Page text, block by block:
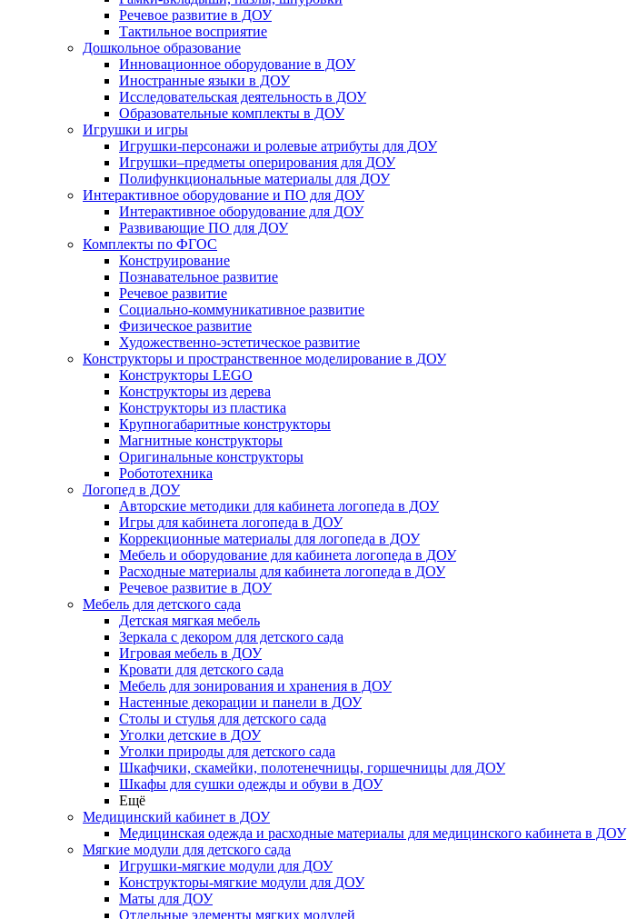
Речевое развитие в ДОУ
Тактильное восприятие
Дошкольное образование
Инновационное оборудование в ДОУ
Иностранные языки в ДОУ
Исследовательская деятельность в ДОУ
Образовательные комплекты в ДОУ
Игрушки и игры
Игрушки-персонажи и ролевые атрибуты для ДОУ
Игрушки–предметы оперирования для ДОУ
Полифункциональные материалы для ДОУ
Интерактивное оборудование и ПО для ДОУ
Интерактивное оборудование для ДОУ
Развивающие ПО для ДОУ
Комплекты по ФГОС
Конструирование
Познавательное развитие
Речевое развитие
Социально-коммуникативное развитие
Физическое развитие
Художественно-эстетическое развитие
Конструкторы и пространственное моделирование в ДОУ
Конструкторы LEGO
Конструкторы из дерева
Конструкторы из пластика
Крупногабаритные конструкторы
Магнитные конструкторы
Оригинальные конструкторы
Робототехника
Логопед в ДОУ
Авторские методики для кабинета логопеда в ДОУ
Игры для кабинета логопеда в ДОУ
Коррекционные материалы для логопеда в ДОУ
Мебель и оборудование для кабинета логопеда в ДОУ
Расходные материалы для кабинета логопеда в ДОУ
Речевое развитие в ДОУ
Мебель для детского сада
Детская мягкая мебель
Зеркала с декором для детского сада
Игровая мебель в ДОУ
Кровати для детского сада
Мебель для зонирования и хранения в ДОУ
Настенные декорации и панели в ДОУ
Столы и стулья для детского сада
Уголки детские в ДОУ
Уголки природы для детского сада
Шкафчики, скамейки, полотенечницы, горшечницы для ДОУ
Шкафы для сушки одежды и обуви в ДОУ
Ещё
Медицинский кабинет в ДОУ
Медицинская одежда и расходные материалы для медицинского кабинета в ДОУ
Мягкие модули для детского сада
Игрушки-мягкие модули для ДОУ
Конструкторы-мягкие модули для ДОУ
Маты для ДОУ
Отдельные элементы мягких модулей